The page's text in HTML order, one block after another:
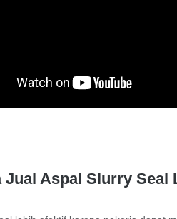
Jual Aspal Slurry Seal